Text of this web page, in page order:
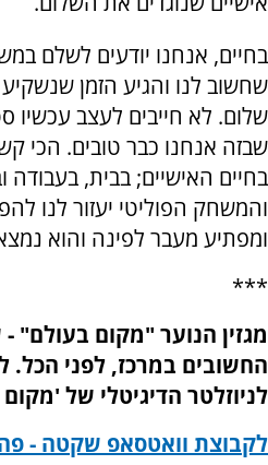
בחיים, אנחנו יודעים לשלם
שחשוב לנו והגיע הזמן
שלום. לא חייבים לעצב עכשיו
שבזה אנחנו כבר טובים. הכי
בחיים האישיים; בבית, בעבודה
והמשחק הפוליטי יעזור לנו
ומפתיע מעבר לפינה והוא
***
מגזין הנוער "מקום בעולם" -
החשובים במרכז, לפני הכל.
לניוזלטר הדיגיטלי של
לקבוצת וואטסאפ שקטה -